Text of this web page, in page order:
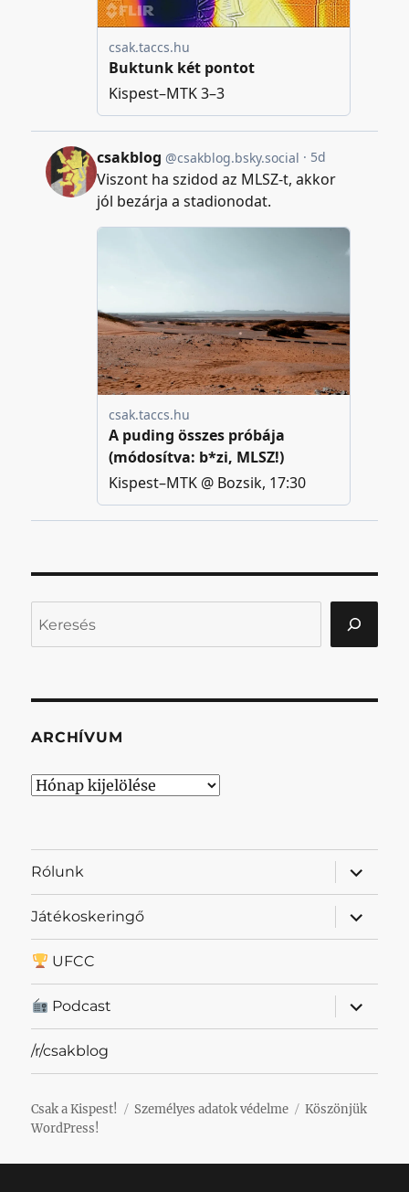
ARCHÍVUM
Archívum
Rólunk
almenü
Játékoskeringő
almenü
UFCC
Podcast
almenü
/r/csakblog
Csak a Kispest! Személyes adatok védelme
Köszönjük
WordPress!